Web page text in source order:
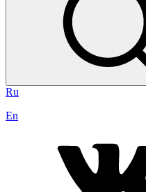
Ru
En